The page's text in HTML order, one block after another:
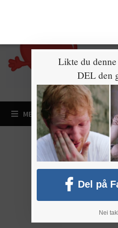
MENY
Likte du
DEL den
Del på
Nei